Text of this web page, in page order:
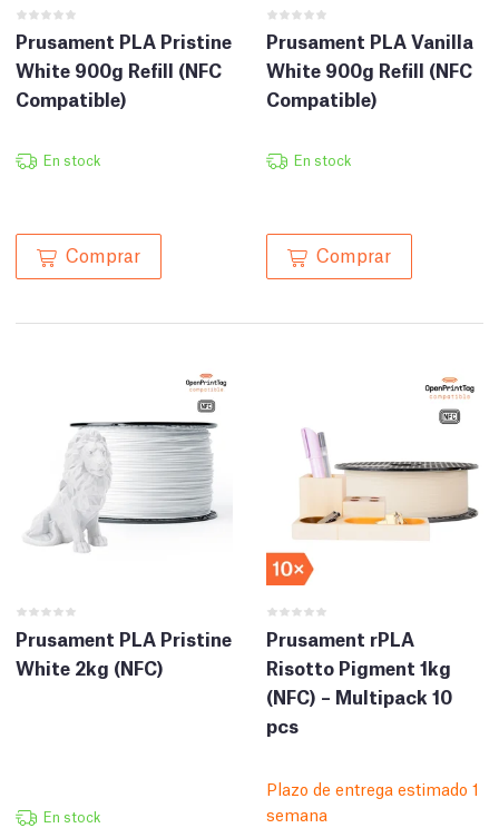
Prusament PLA Pristine
White 900g Refill (NFC
Compatible)
En stock
Comprar
Prusament PLA Vanilla
White 900g Refill (NFC
Compatible)
En stock
Comprar
Prusament PLA Pristine
White 2kg (NFC)
En stock
Prusament rPLA
Risotto Pigment 1kg
(NFC) – Multipack 10
pcs
Plazo de entrega estimado 1
semana